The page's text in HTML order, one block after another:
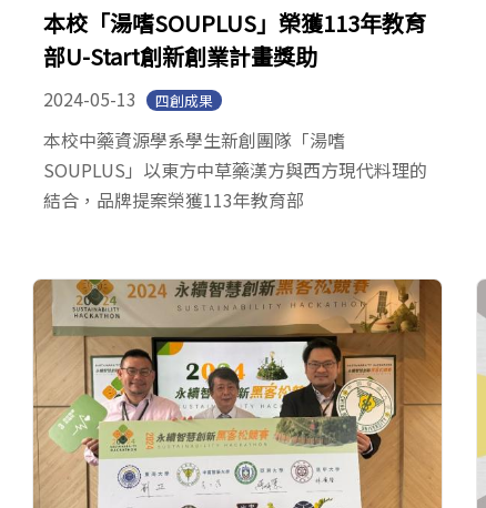
本校「湯嗜SOUPLUS」榮獲113年教育
部U-Start創新創業計畫獎助
2024-05-13 四創成果
本校中藥資源學系學生新創團隊「湯嗜
SOUPLUS」以東方中草藥漢方與西方現代料理的
結合，品牌提案榮獲113年教育部